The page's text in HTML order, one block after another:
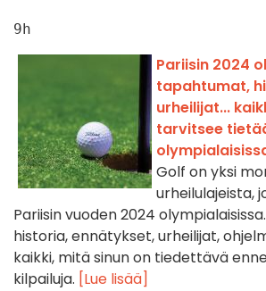
9h
Pariisin 2024
tapahtumat,
urheilijat...
tarvitsee
Golf on yksi
urheilulajeista,
Pariisin vuoden 2024
historia, ennätykset, urheilijat,
kaikki, mitä sinun on tiedettävä
kilpailuja. [Lue lisää]